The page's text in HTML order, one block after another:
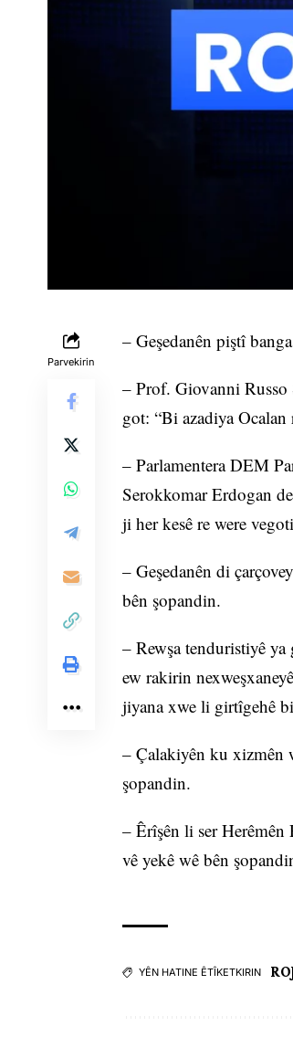
Parvekirin
– Geşedanên piştî
– Prof. Giovanni Russo
got: “Bi azadiya
– Parlamentera DEM
Serokkomar Erdogan
ji her kesê re were
– Geşedanên di
bên şopandin.
– Rewşa tenduristiyê
ew rakirin
jiyana xwe li girtîgehê
– Çalakiyên ku xizmên
şopandin.
– Êrîşên li ser Herêmên
vê yekê wê bên
YÊN HATINE ÊTÎKETKIRIN